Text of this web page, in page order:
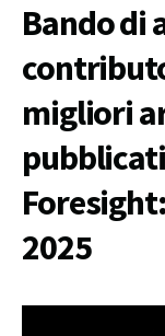
Bando di
migliori
2025